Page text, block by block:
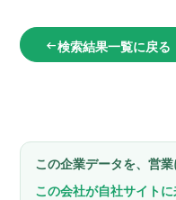
arrow_left_alt検索結果一覧に戻る
この企業データを、営
この会社が自社サイト